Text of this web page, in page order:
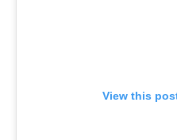
View this